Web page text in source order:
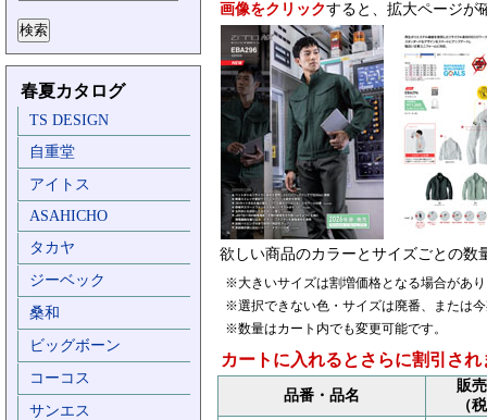
春夏カタログ
TS DESIGN
自重堂
アイトス
ASAHICHO
タカヤ
ジーベック
桑和
ビッグボーン
コーコス
サンエス
画像をクリックすると、拡大ページが
欲しい商品のカラーとサイズごとの数
※大きいサイズは割増価格となる場合があ
※選択できない色・サイズは廃番、または
※数量はカート内でも変更可能です。
カートに入れるとさらに割引され
品番・品名
販
（